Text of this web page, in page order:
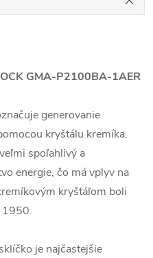
GMA-P2100BA-1AER
generovanie
kryštálu kremíka.
spoľahlivý a
energie, čo má vplyv na
kryštáľom boli
1950.
je najčastejšie